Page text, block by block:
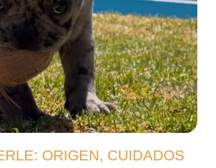
ORIGEN, CUIDADOS